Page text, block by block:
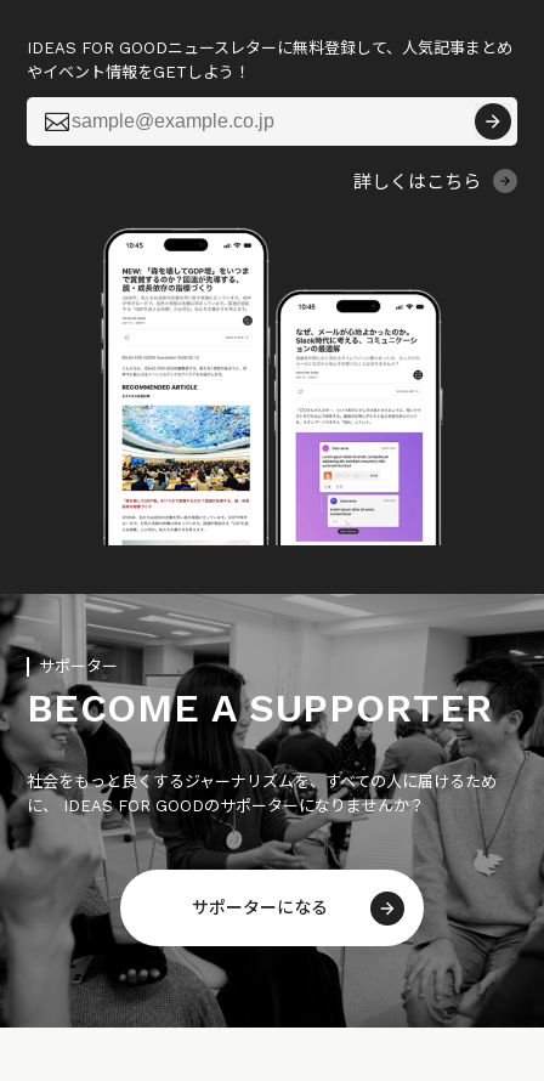
IDEAS FOR GOODニュースレターに無料登録して、人気記事まとめ
やイベント情報をGETしよう！

詳しくはこちら
サポーター
BECOME A SUPPORTER
社会をもっと良くするジャーナリズムを、すべての人に届けるため
に、 IDEAS FOR GOODのサポーターになりませんか？
サポーターになる